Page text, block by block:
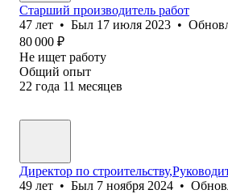
Старший производитель работ
47 лет • Был 17 июля 2023 •
80 000 ₽
Не ищет работу
Общий опыт
22 года 11 месяцев
Директор по
49 лет • Был 7 ноября 2024 •